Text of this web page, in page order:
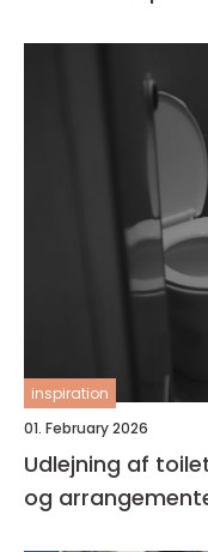
inspiration
01. February 2026
Udlejning af
og